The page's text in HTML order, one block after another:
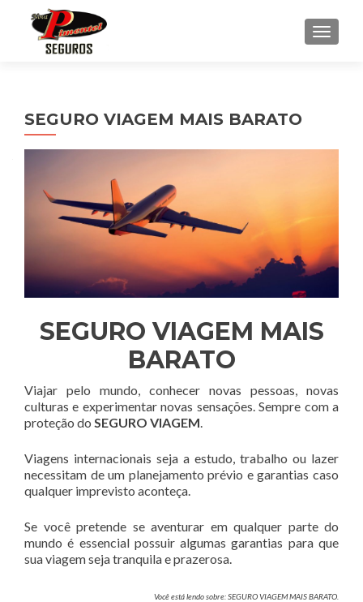
SEGURO VIAGEM MAIS BARATO
SEGURO VIAGEM MAIS
BARATO
Viajar pelo mundo, conhecer novas pessoas, novas
culturas e experimentar novas sensações. Sempre com a
proteção do SEGURO VIAGEM
Viagens internacionais seja a estudo, trabalho ou lazer
necessitam de um planejamento prévio e garantias caso
qualquer imprevisto aconteça.
Se você pretende se aventurar em qualquer parte do
mundo é essencial possuir algumas garantias para que
sua viagem seja tranquila e prazerosa.
Você está lendo sobre: SEGURO VIAGEM MAIS BARATO.